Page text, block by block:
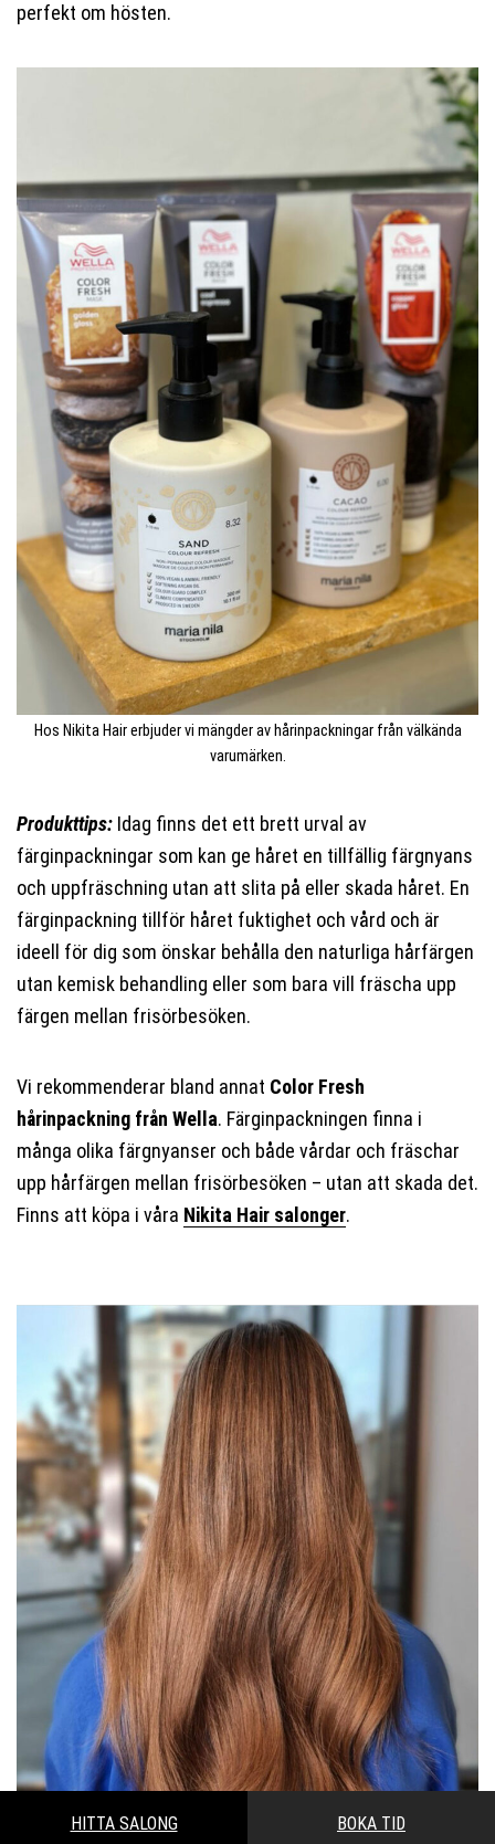
perfekt om hösten.
Hos Nikita Hair erbjuder vi mängder av hårinpackningar från välkända
varumärken.
Produkttips: Idag finns det ett brett urval av
färginpackningar som kan ge håret en tillfällig färgnyans
och uppfräschning utan att slita på eller skada håret. En
färginpackning tillför håret fuktighet och vård och är
ideell för dig som önskar behålla den naturliga hårfärgen
utan kemisk behandling eller som bara vill fräscha upp
färgen mellan frisörbesöken.
Vi rekommenderar bland annat Color Fresh
hårinpackning från Wella. Färginpackningen finna i
många olika färgnyanser och både vårdar och fräschar
upp hårfärgen mellan frisörbesöken – utan att skada det.
Finns att köpa i våra Nikita Hair salonger.
HITTA SALONG BOKA TID